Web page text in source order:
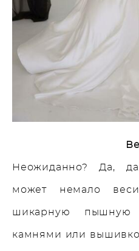
Неожиданно? Да,
может немало
шикарную пышную
камнями или